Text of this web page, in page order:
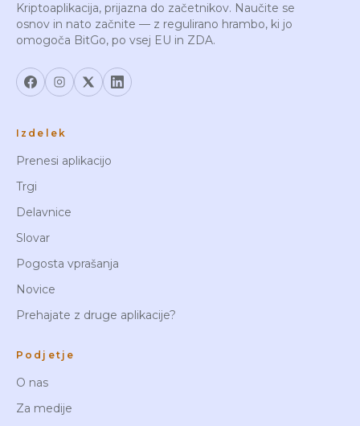
Kriptoaplikacija, prijazna do začetnikov. Naučite se
osnov in nato začnite — z regulirano hrambo, ki jo
omogoča BitGo, po vsej EU in ZDA.
Izdelek
Prenesi aplikacijo
Trgi
Delavnice
Slovar
Pogosta vprašanja
Novice
Prehajate z druge aplikacije?
Podjetje
O nas
Za medije